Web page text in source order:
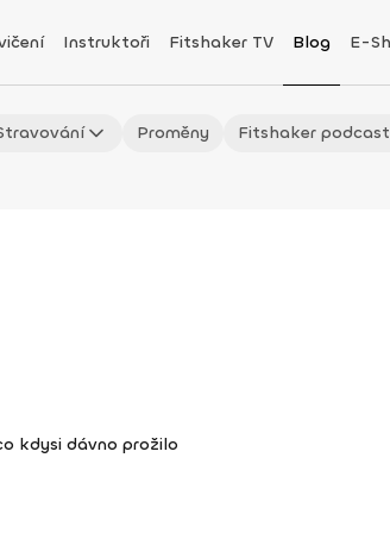
Instruktoři Fitshaker TV Blog E-
Proměny Fitshaker
kdysi dávno prožilo